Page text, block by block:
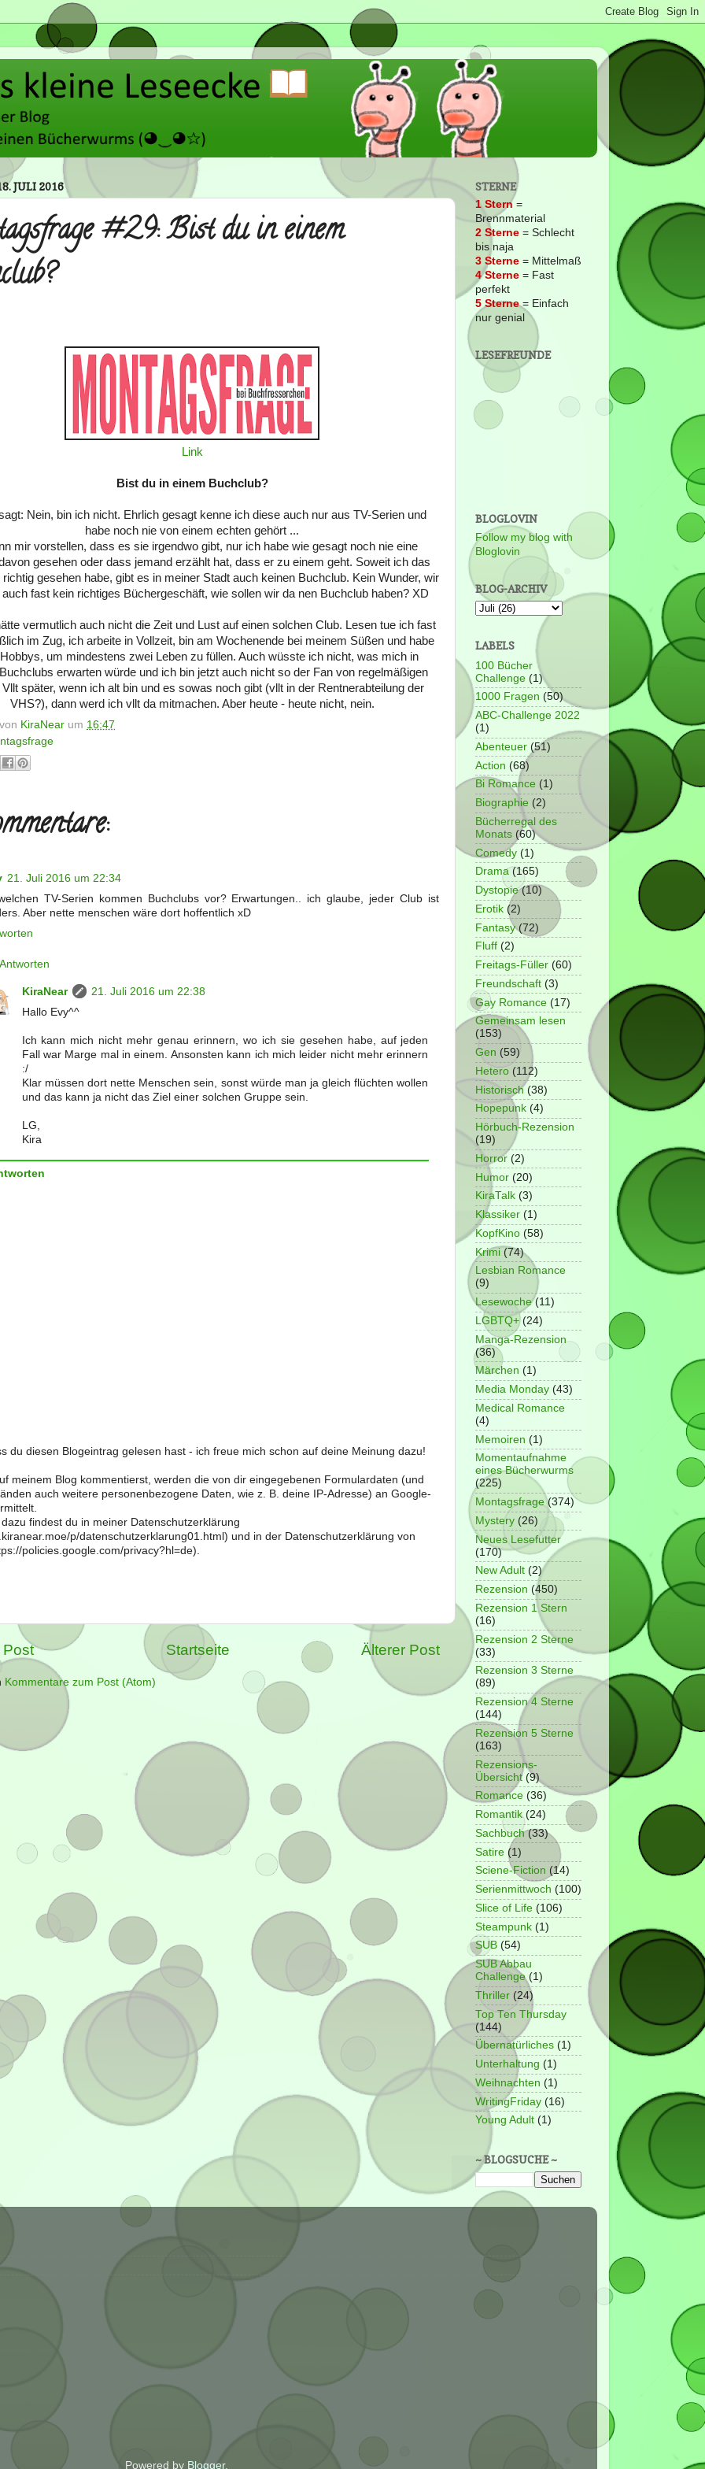
JULI 2016
#29: Bist du in einem
Link
Bist du in einem Buchclub?
Nein, bin ich nicht. Ehrlich gesagt kenne ich diese auch nur aus TV-Serien und
habe noch nie von einem echten gehört ...
mir vorstellen, dass es sie irgendwo gibt, nur ich habe wie gesagt noch nie eine
gesehen oder dass jemand erzählt hat, dass er zu einem geht. Soweit ich das
richtig gesehen habe, gibt es in meiner Stadt auch keinen Buchclub. Kein Wunder, wir
auch fast kein richtiges Büchergeschäft, wie sollen wir da nen Buchclub haben? XD
vermutlich auch nicht die Zeit und Lust auf einen solchen Club. Lesen tue ich fast
im Zug, ich arbeite in Vollzeit, bin am Wochenende bei meinem Süßen und habe
um mindestens zwei Leben zu füllen. Auch wüsste ich nicht, was mich in
erwarten würde und ich bin jetzt auch nicht so der Fan von regelmäßigen
Vllt später, wenn ich alt bin und es sowas noch gibt (vllt in der Rentnerabteilung der
VHS?), dann werd ich vllt da mitmachen. Aber heute - heute nicht, nein.
KiraNear um 16:47
21. Juli 2016 um 22:34
TV-Serien kommen Buchclubs vor? Erwartungen.. ich glaube, jeder Club ist
Aber nette menschen wäre dort hoffentlich xD
KiraNear
21. Juli 2016 um 22:38
Hallo Evy^^
Ich kann mich nicht mehr genau erinnern, wo ich sie gesehen habe, auf jeden
Fall war Marge mal in einem. Ansonsten kann ich mich leider nicht mehr erinnern
:/
Klar müssen dort nette Menschen sein, sonst würde man ja gleich flüchten wollen
und das kann ja nicht das Ziel einer solchen Gruppe sein.
LG,
Kira
du diesen Blogeintrag gelesen hast - ich freue mich schon auf deine Meinung dazu!
meinem Blog kommentierst, werden die von dir eingegebenen Formulardaten (und
auch weitere personenbezogene Daten, wie z. B. deine IP-Adresse) an Google-
findest du in meiner Datenschutzerklärung
p/datenschutzerklarung01.html) und in der Datenschutzerklärung von
policies.google.com/privacy?hl=de).
Post Älterer Post
Startseite
Kommentare zum Post (Atom)
STERNE
1 Stern =
Brennmaterial
2 Sterne = Schlecht
bis naja
3 Sterne = Mittelmaß
4 Sterne = Fast
perfekt
5 Sterne= Einfach
nur genial
LESEFREUNDE
BLOGLOVIN
Follow my blog with
Bloglovin
BLOG-ARCHIV
LABELS
100 Bücher
Challenge (1)
1000 Fragen (50)
ABC-Challenge 2022
(1)
Abenteuer (51)
Action (68)
Bi Romance (1)
Biographie (2)
Bücherregal des
Monats (60)
Comedy (1)
Drama (165)
Dystopie (10)
Erotik (2)
Fantasy (72)
Fluff (2)
Freitags-Füller (60)
Freundschaft (3)
Gay Romance (17)
Gemeinsam lesen
(153)
Gen (59)
Hetero (112)
Historisch (38)
Hopepunk (4)
Hörbuch-Rezension
(19)
Horror (2)
Humor (20)
KiraTalk (3)
Klassiker (1)
KopfKino (58)
Krimi (74)
Lesbian Romance
(9)
Lesewoche (11)
LGBTQ+ (24)
Manga-Rezension
(36)
Märchen (1)
Media Monday (43)
Medical Romance
(4)
Memoiren (1)
Momentaufnahme
eines Bücherwurms
(225)
Montagsfrage (374)
Mystery (26)
Neues Lesefutter
(170)
New Adult (2)
Rezension (450)
Rezension 1 Stern
(16)
Rezension 2 Sterne
(33)
Rezension 3 Sterne
(89)
Rezension 4 Sterne
(144)
Rezension 5 Sterne
(163)
Rezensions-
Übersicht (9)
Romance (36)
Romantik (24)
Sachbuch (33)
Satire (1)
Sciene-Fiction (14)
Serienmittwoch (100)
Slice of Life (106)
Steampunk (1)
SUB (54)
SUB Abbau
Challenge (1)
Thriller (24)
Top Ten Thursday
(144)
Übernatürliches (1)
Unterhaltung (1)
Weihnachten (1)
WritingFriday (16)
Young Adult (1)
~ BLOGSUCHE ~
Powered by Blogger.